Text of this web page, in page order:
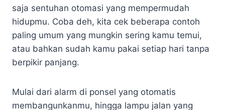
saja sentuhan otomasi yang mempermudah
hidupmu. Coba deh, kita cek beberapa contoh
paling umum yang mungkin sering kamu temui,
atau bahkan sudah kamu pakai setiap hari tanpa
berpikir panjang.
Mulai dari alarm di ponsel yang otomatis
membangunkanmu, hingga lampu jalan yang